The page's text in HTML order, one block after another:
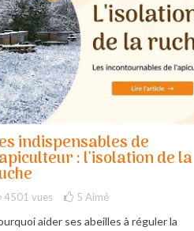
indispensables de
: l'isolation de la
4501 vues 5 Aimé
aider ses abeilles à réguler la